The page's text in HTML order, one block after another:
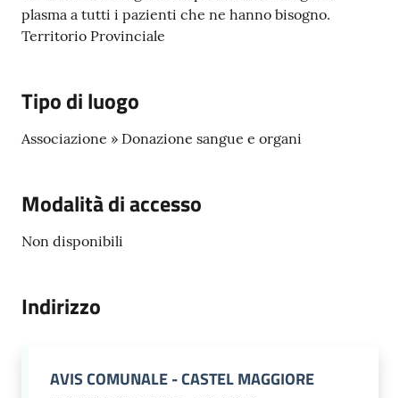
gli
argomenti...
Seguici
su
plasma a tutti i pazienti che ne hanno bisogno.
Territorio Provinciale
Tipo di luogo
Associazione » Donazione sangue e organi
Modalità di accesso
Non disponibili
Indirizzo
AVIS COMUNALE - CASTEL MAGGIORE